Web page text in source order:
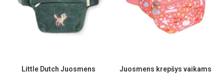
Little Dutch Juosmens
Juosmens krepšys vaikams